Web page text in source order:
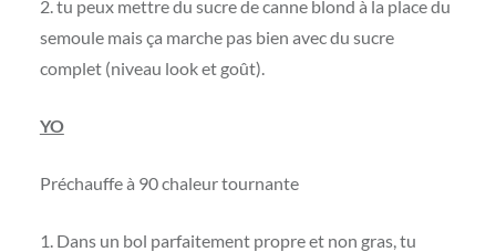
2. tu peux mettre du sucre de canne blond à la place du
semoule mais ça marche pas bien avec du sucre
complet (niveau look et goût).
YO
Préchauffe à 90 chaleur tournante
1. Dans un bol parfaitement propre et non gras, tu